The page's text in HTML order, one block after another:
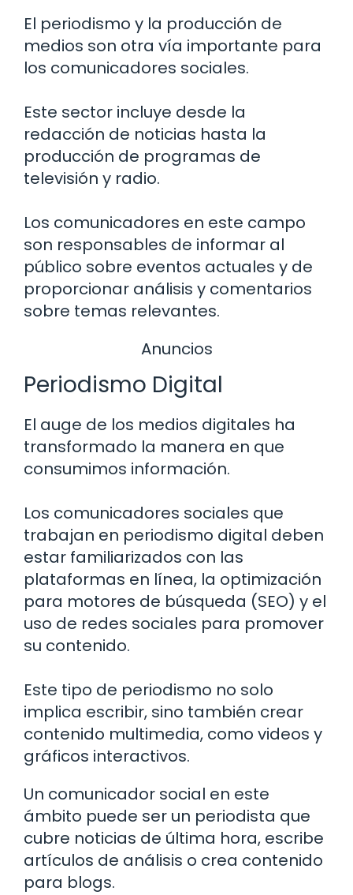
El periodismo y la producción de
medios son otra vía importante para
los comunicadores sociales.
Este sector incluye desde la
redacción de noticias hasta la
producción de programas de
televisión y radio.
Los comunicadores en este campo
son responsables de informar al
público sobre eventos actuales y de
proporcionar análisis y comentarios
sobre temas relevantes.
Anuncios
Periodismo Digital
El auge de los medios digitales ha
transformado la manera en que
consumimos información.
Los comunicadores sociales que
trabajan en periodismo digital deben
estar familiarizados con las
plataformas en línea, la optimización
para motores de búsqueda (SEO) y el
uso de redes sociales para promover
su contenido.
Este tipo de periodismo no solo
implica escribir, sino también crear
contenido multimedia, como videos y
gráficos interactivos.
Un comunicador social en este
ámbito puede ser un periodista que
cubre noticias de última hora, escribe
artículos de análisis o crea contenido
para blogs.